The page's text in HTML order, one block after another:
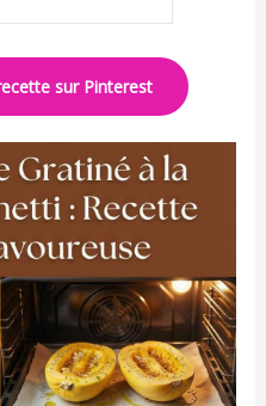
sur Pinterest